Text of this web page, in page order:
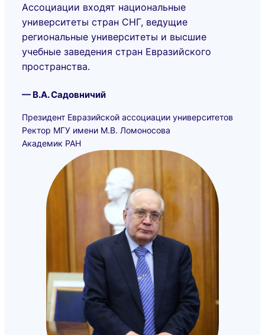
Ассоциации входят национальные
университеты стран СНГ, ведущие
региональные университеты и высшие
учебные заведения стран Евразийского
пространства.
— В.А. Садовничий
Президент Евразийской ассоциации университетов
Ректор МГУ имени М.В. Ломоносова
Академик РАН